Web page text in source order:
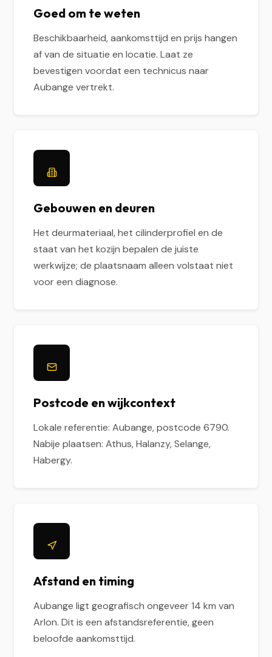
Goed om te weten
Beschikbaarheid, aankomsttijd en prijs hangen
af van de situatie en locatie. Laat ze
bevestigen voordat een technicus naar
Aubange vertrekt.
Gebouwen en deuren
Het deurmateriaal, het cilinderprofiel en de
staat van het kozijn bepalen de juiste
werkwijze; de plaatsnaam alleen volstaat niet
voor een diagnose.
Postcode en wijkcontext
Lokale referentie: Aubange, postcode 6790.
Nabije plaatsen: Athus, Halanzy, Selange,
Habergy.
Afstand en timing
Aubange ligt geografisch ongeveer 14 km van
Arlon. Dit is een afstandsreferentie, geen
beloofde aankomsttijd.